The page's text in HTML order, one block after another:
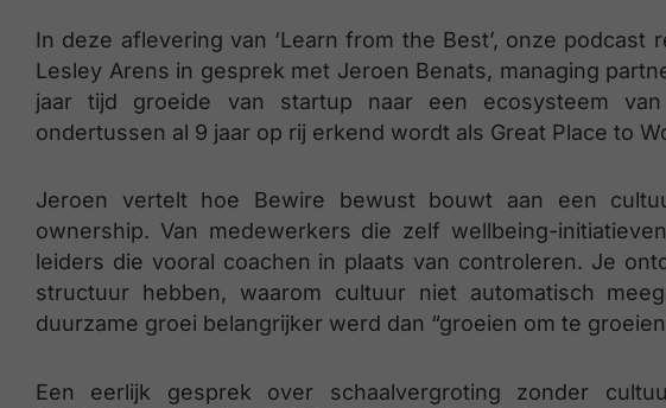
In deze aflevering van ‘Learn from the Best’, onze podcast
Lesley Arens in gesprek met Jeroen Benats, managing
jaar tijd groeide van startup naar een ecosysteem van
ondertussen al 9 jaar op rij erkend wordt als Great Place to
Jeroen vertelt hoe Bewire bewust bouwt aan een
ownership. Van medewerkers die zelf wellbeing-
leiders die vooral coachen in plaats van controleren. Je
structuur hebben, waarom cultuur niet automatisch
duurzame groei belangrijker werd dan “groeien om te
Een eerlijk gesprek over schaalvergroting zonder